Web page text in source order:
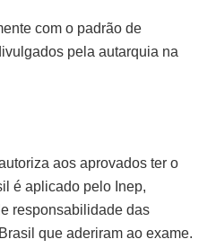
com o padrão de
pela autarquia na
aos aprovados ter o
é aplicado pelo Inep,
responsabilidade das
que aderiram ao exame.